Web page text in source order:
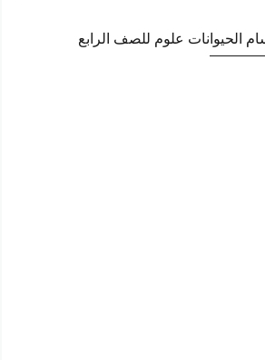
الحيوانات علوم للصف الرابع